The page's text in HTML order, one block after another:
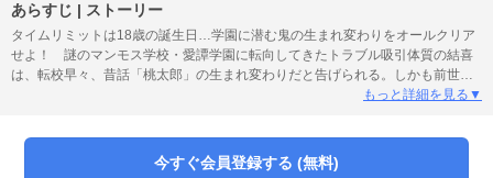
あらすじ | ストーリー
タイムリミットは18歳の誕生日…学園に潜む鬼の生まれ変わりをオールクリア
せよ！ 謎のマンモス学校・愛譚学園に転向してきたトラブル吸引体質の結喜
は、転校早々、昔話「桃太郎」の生まれ変わりだと告げられる。しかも前世で
退治した鬼の呪いを解かなければ18歳までに死んでしまうという事実が…！学
もっと詳細を見る▼
今すぐ会員登録する (無料)